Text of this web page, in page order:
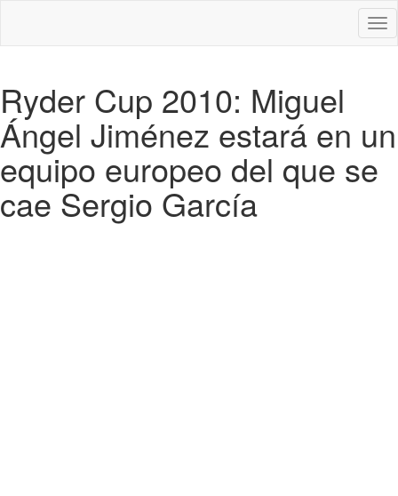
Ryder Cup 2010: Miguel
Ángel Jiménez estará en un
equipo europeo del que se
cae Sergio García